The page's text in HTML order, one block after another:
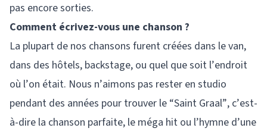
pas encore sorties.
Comment écrivez-vous une chanson ?
La plupart de nos chansons furent créées dans le van,
dans des hôtels, backstage, ou quel que soit l’endroit
où l’on était. Nous n’aimons pas rester en studio
pendant des années pour trouver le “Saint Graal”, c’est-
à-dire la chanson parfaite, le méga hit ou l’hymne d’une